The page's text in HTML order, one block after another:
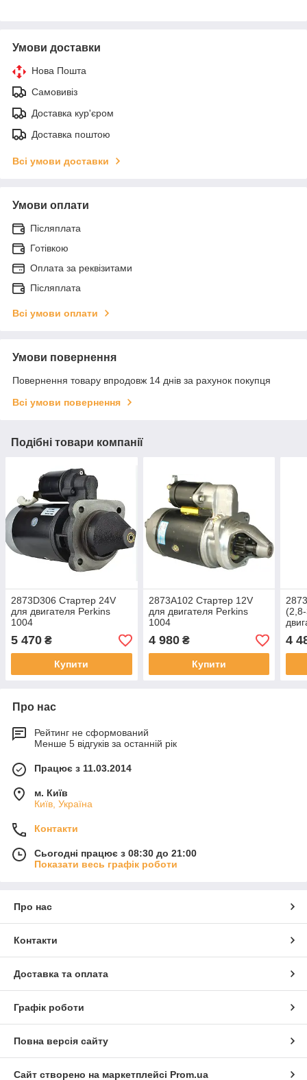
Умови доставки
Нова Пошта
Самовивіз
Доставка кур'єром
Доставка поштою
Всі умови доставки
Умови оплати
Післяплата
Готівкою
Оплата за реквізитами
Післяплата
Всі умови оплати
Умови повернення
Повернення товару впродовж 14 днів за рахунок покупця
Всі умови повернення
Подібні товари компанії
2873D306 Стартер 24V
для двигателя Perkins
1004
5 470 ₴
Купити
2873A102 Стартер 12V
для двигателя Perkins
1004
4 980₴
Купити
4
Про нас
Рейтинг не сформований
Менше 5 відгуків за останній рік
Працює з 11.03.2014
м. Київ
Київ, Україна
Контакти
Сьогодні працює з 08:30 до 21:00
Показати весь графік роботи
Про нас
Контакти
Доставка та оплата
Графік роботи
Повна версія сайту
Сайт створено на маркетплейсі Prom.ua